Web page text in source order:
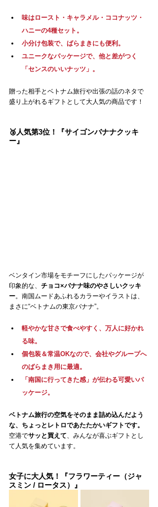
味はロースト・キャラメル・ココナッツ・
ハニーの4種セット。
小分け包装で、ばらまきにも便利。
ユニークなパッケージで、他と差がつく
「センスのいいナッツ」。
贈った相手とベトナム旅行や出張の話のネタで
盛り上がれるギフトとして大人気の商品です！
🥉人気第3位！『サイゴンバナナクッキ
ー』
ベンタイン市場をモチーフにしたパッケージが
印象的な、 チョコ×バナナ味のやさしいクッキ
ー。南国ムードあふれるカラーやイラストは、
まさに“ベトナムの東京バナナ”。
軽やかな甘さで食べやすく、万人に好かれ
る味。
個包装＆常温OKなので、会社やグループへ
のばらまき用に最適。
「南国に行ってきた感」が伝わる可愛いパ
ッケージ。
ベトナム旅行の空気をそのまま詰め込んだよう
な、ちょっとレトロであたたかいギフトです。
空港でサッと買えて、みんなが喜ぶギフトとし
て人気を集めています。
女子に大人気！『フラワーティー（ジャ
スミン / ロータス）』